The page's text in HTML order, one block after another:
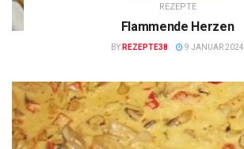
REZEPTE
Flammende Herzen
BY REZEPTE38 9 JANUAR 2024